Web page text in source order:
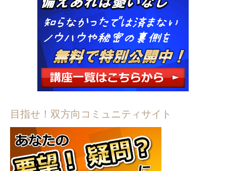
目指せ！双方向コミュニティサイト